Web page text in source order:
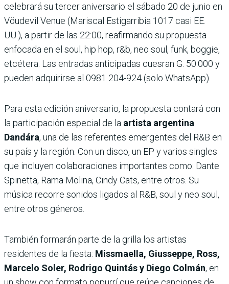
celebrará su tercer aniversario el sábado 20 de junio en
Vöudevil Venue (Mariscal Estigarribia 1017 casi EE.
UU.), a partir de las 22:00, reafirmando su propuesta
enfocada en el soul, hip hop, r&b, neo soul, funk, boggie,
etcétera. Las entradas anticipadas cuesran G. 50.000 y
pueden adquirirse al 0981 204-924 (solo WhatsApp).
Para esta edición aniversario, la propuesta contará con
la participación especial de la artista argentina
Dandára, una de las referentes emergentes del R&B en
su país y la región. Con un disco, un EP y varios singles
que incluyen colaboraciones importantes como: Dante
Spinetta, Rama Molina, Cindy Cats, entre otros. Su
música recorre sonidos ligados al R&B, soul y neo soul,
entre otros géneros.
También formarán parte de la grilla los artistas
residentes de la fiesta: Missmaella, Giusseppe, Ross,
Marcelo Soler, Rodrigo Quintás y Diego Colmán, en